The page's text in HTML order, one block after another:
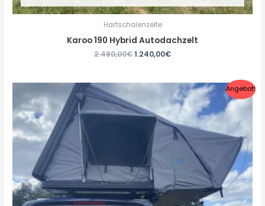
Hartschalenzelte
Karoo 190 Hybrid Autodachzelt
2.480,00€1.240,00€
Angebot!